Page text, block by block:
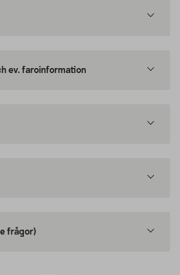
ev. faroinformation
frågor)